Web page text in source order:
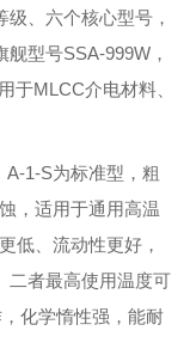
、六个核心型号，
型号SSA-999W，
于MLCC介电材料、
1-S为标准型，粗
，适用于通用高温
低、流动性更好，
二者最高使用温度可
化学惰性强，能耐